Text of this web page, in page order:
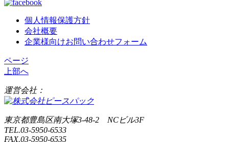
個人情報保護方針
会社概要
企業様向けお問い合わせフォーム
ページ
上部へ
運営会社：
東京都豊島区南大塚3-48-2 NCビル3F
TEL.03-5950-6533
FAX.03-5950-6535